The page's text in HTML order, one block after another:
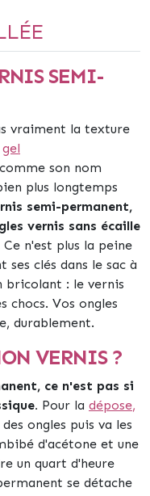
SEMI-
vraiment la texture
gel
son nom
plus longtemps
semi-permanent,
vernis sans écaille
Ce n'est plus la peine
clés dans le sac à
bricolant : le vernis
chocs. Vos ongles
durablement.
VERNIS ?
ce n'est pas si
Pour la dépose,
ongles puis va les
d'acétone et une
un quart d'heure
se détache